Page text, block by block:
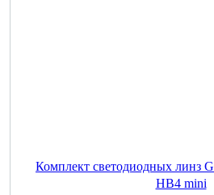
Комплект светодиодных линз
HB4 mini